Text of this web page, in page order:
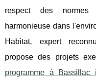
respect des normes
harmonieuse dans
Habitat, expert
propose des projets
programme à Bassillac